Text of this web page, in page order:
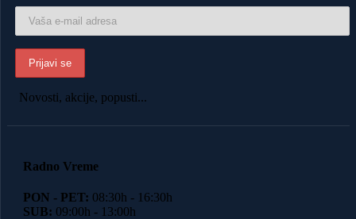
Novosti, akcije, popusti...
Radno Vreme
PON - PET: 08:30h - 16:30h
SUB: 09:00h - 13:00h